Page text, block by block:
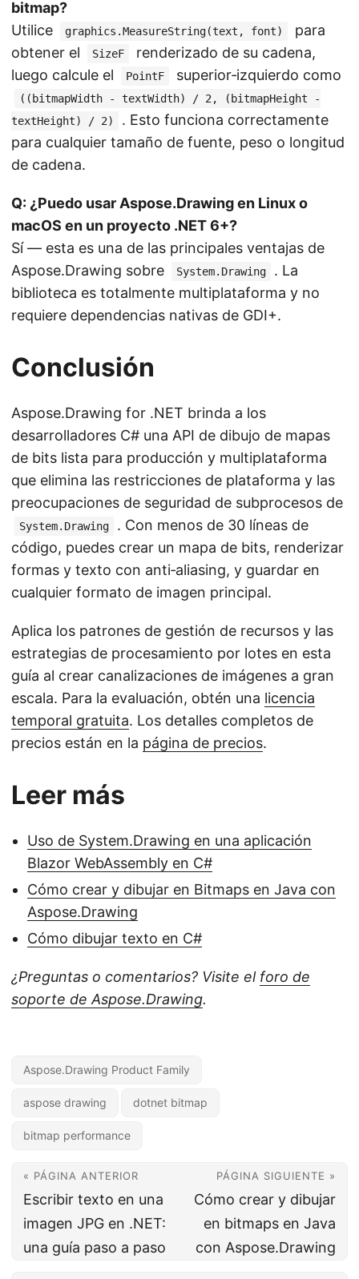
bitmap?
Utilice
graphics.MeasureString(text, font)
para
obtener el
SizeF
renderizado de su cadena,
luego calcule el
PointF superior‑izquierdo como
((bitmapWidth - textWidth) / 2, (bitmapHeight -
textHeight) / 2)
. Esto funciona correctamente
para cualquier tamaño de fuente, peso o longitud
de cadena.
Q: ¿Puedo usar Aspose.Drawing en Linux o
macOS en un proyecto .NET 6+?
Sí — esta es una de las principales ventajas de
Aspose.Drawing sobre
System.Drawing
. La
biblioteca es totalmente multiplataforma y no
requiere dependencias nativas de GDI+.
Conclusión
Aspose.Drawing for .NET brinda a los
desarrolladores C# una API de dibujo de mapas
de bits lista para producción y multiplataforma
que elimina las restricciones de plataforma y las
preocupaciones de seguridad de subprocesos de
System.Drawing
. Con menos de 30 líneas de
código, puedes crear un mapa de bits, renderizar
formas y texto con anti‑aliasing, y guardar en
cualquier formato de imagen principal.
Aplica los patrones de gestión de recursos y las
estrategias de procesamiento por lotes en esta
guía al crear canalizaciones de imágenes a gran
escala. Para la evaluación, obtén una licencia
temporal gratuita. Los detalles completos de
precios están en la página de precios.
Leer más
Uso de System.Drawing en una aplicación
Blazor WebAssembly en C#
Cómo crear y dibujar en Bitmaps en Java con
Aspose.Drawing
Cómo dibujar texto en C#
¿Preguntas o comentarios? Visite el foro de
soporte de Aspose.Drawing.
Aspose.Drawing Product Family
aspose drawing dotnet bitmap
bitmap performance
« PÁGINA ANTERIOR
Escribir texto en una
imagen JPG en .NET:
una guía paso a paso
PÁGINA SIGUIENTE »
Cómo crear y dibujar
en bitmaps en Java
con Aspose.Drawing